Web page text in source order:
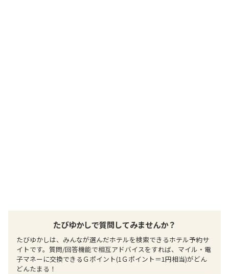
たびゆかしで質問してみませんか？
たびゆかしは、みんなが選んだホテルを検索できるホテル予約サ
イトです。質問/回答機能で相互アドバイスをすれば、マイル・電
子マネーに交換できるＧポイント(1Ｇポイント＝1円相当)がどん
どんたまる！